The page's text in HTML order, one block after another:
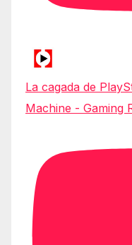
La cagada de
Machine - Gaming